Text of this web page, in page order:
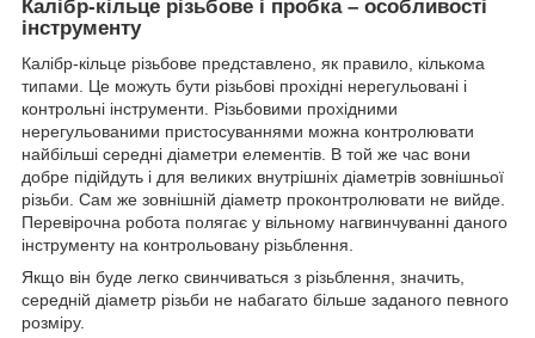
Калібр-кільце різьбове і пробка – особливості
інструменту
Калібр-кільце різьбове представлено, як правило, кількома
типами. Це можуть бути різьбові прохідні нерегульовані і
контрольні інструменти. Різьбовими прохідними
нерегульованими пристосуваннями можна контролювати
найбільші середні діаметри елементів. В той же час вони
добре підійдуть і для великих внутрішніх діаметрів зовнішньої
різьби. Сам же зовнішній діаметр проконтролювати не вийде.
Перевірочна робота полягає у вільному нагвинчуванні даного
інструменту на контрольовану різьблення.
Якщо він буде легко свинчиваться з різьблення, значить,
середній діаметр різьби не набагато більше заданого певного
розміру.